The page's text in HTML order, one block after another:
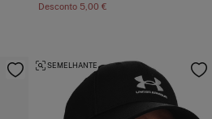
Desconto 5,00 €
SEMELHANTE